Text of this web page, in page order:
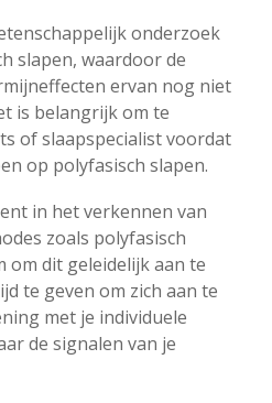
onderzoek
slapen, waardoor de
ervan nog niet
is belangrijk om te
of slaapspecialist voordat
op polyfasisch slapen.
in het verkennen van
zoals polyfasisch
om dit geleidelijk aan te
te geven om zich aan te
met je individuele
de signalen van je